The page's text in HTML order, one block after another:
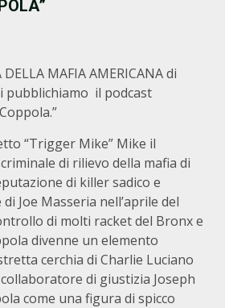
MAFIA AMERICANA di
pubblichiamo il podcast
“Trigger Mike” Mike il
di rilievo della mafia di
di killer sadico e
Joe Masseria nell’aprile del
di molti racket del Bronx e
divenne un elemento
cerchia di Charlie Luciano
di giustizia Joseph
come una figura di spicco